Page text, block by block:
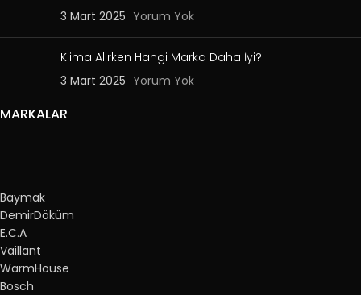
3 Mart 2025 Yorum Yok
Klima Alırken Hangi Marka Daha İyi?
3 Mart 2025 Yorum Yok
MARKALAR
Baymak
DemirDöküm
E.C.A
Vaillant
WarmHouse
Bosch